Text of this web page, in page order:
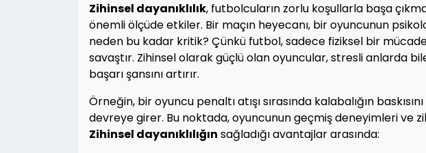
Zihinsel dayanıklılık, futbolcuların zorlu koşullarla başa
önemli ölçüde etkiler. Bir maçın heyecanı, bir oyuncunun
neden bu kadar kritik? Çünkü futbol, sadece fiziksel bir
savaştır. Zihinsel olarak güçlü olan oyuncular, stresli anlarda
başarı şansını artırır.
Örneğin, bir oyuncu penaltı atışı sırasında kalabalığın
devreye girer. Bu noktada, oyuncunun geçmiş deneyimleri ve
Zihinsel dayanıklılığın sağladığı avantajlar arasında: